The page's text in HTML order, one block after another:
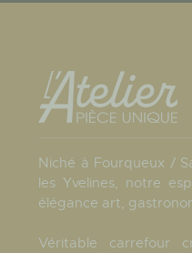
Niché à Fourqueux /
les Yvelines, notre
élégance art,
Véritable carrefour